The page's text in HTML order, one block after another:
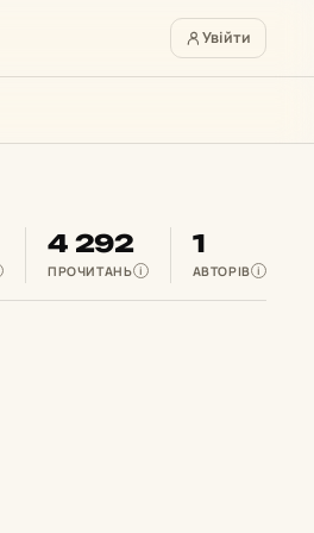
Увійти
4 292
ПРОЧИТАНЬ i
1
АВТОРІВ i